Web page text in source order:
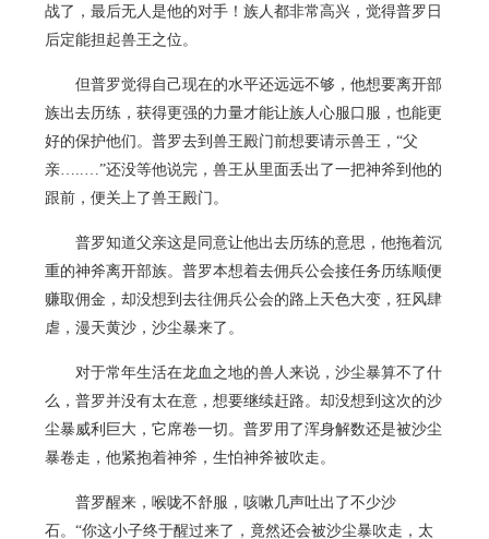
战了，最后无人是他的对手！族人都非常高兴，觉得普罗日
后定能担起兽王之位。
但普罗觉得自己现在的水平还远远不够，他想要离开部
族出去历练，获得更强的力量才能让族人心服口服，也能更
好的保护他们。普罗去到兽王殿门前想要请示兽王，“父
亲…..…”还没等他说完，兽王从里面丢出了一把神斧到他的
跟前，便关上了兽王殿门。
普罗知道父亲这是同意让他出去历练的意思，他拖着沉
重的神斧离开部族。普罗本想着去佣兵公会接任务历练顺便
赚取佣金，却没想到去往佣兵公会的路上天色大变，狂风肆
虐，漫天黄沙，沙尘暴来了。
对于常年生活在龙血之地的兽人来说，沙尘暴算不了什
么，普罗并没有太在意，想要继续赶路。却没想到这次的沙
尘暴威利巨大，它席卷一切。普罗用了浑身解数还是被沙尘
暴卷走，他紧抱着神斧，生怕神斧被吹走。
普罗醒来，喉咙不舒服，咳嗽几声吐出了不少沙
石。“你这小子终于醒过来了，竟然还会被沙尘暴吹走，太